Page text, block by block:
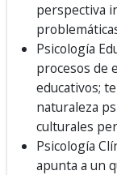
perspectiva
Psicología
procesos de
educativos;
naturaleza
culturales
Psicología
apunta a un